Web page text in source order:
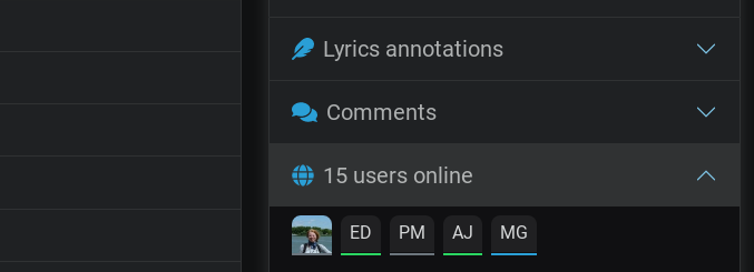
Lyrics annotations
Comments
15 users online
ED PM AJ MG